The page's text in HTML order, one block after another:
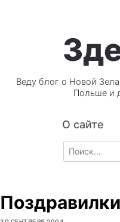
Веду блог о Новой
Польше и
О сайте
Search
for: